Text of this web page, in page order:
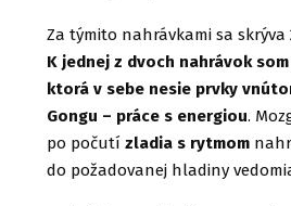
Za týmito nahrávkami sa skrýva
K jednej z dvoch nahrávok
ktorá v sebe nesie prvky
Gongu – práce s energiou.
po počutí zladia s rytmom
do požadovanej hladiny